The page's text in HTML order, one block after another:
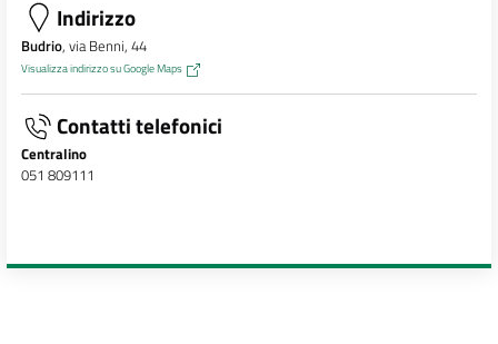
Indirizzo
Budrio, via Benni, 44
Visualizza indirizzo su Google Maps
Contatti telefonici
Centralino
051 809111